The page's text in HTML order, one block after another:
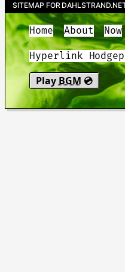
SITEMAP FOR
Home About Now
Hyperlink
Play BGM 💿